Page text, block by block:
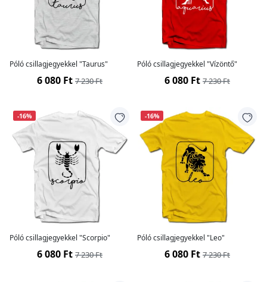
Póló csillagjegyekkel "Taurus"
6 080 Ft 7 230 Ft
Póló csillagjegyekkel "Vízöntő"
6 080 Ft 7 230 Ft
-16%
Póló csillagjegyekkel "Scorpio"
6 080 Ft 7 230 Ft
-16%
Póló csillagjegyekkel "Leo"
6 080 Ft 7 230 Ft